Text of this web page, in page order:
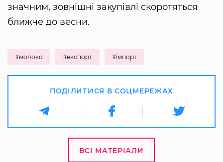
значним, зовнішні закупівлі скоротяться
ближче до весни.
#молоко #експорт #імпорт
ПОДІЛИТИСЯ В СОЦМЕРЕЖАХ
ВСІ МАТЕРІАЛИ